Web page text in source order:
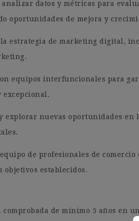
analizar datos y métricas para
oportunidades de mejora y
estrategia de marketing digital,
equipos interfuncionales para
excepcional.
explorar nuevas oportunidades en
de profesionales de
objetivos establecidos.
comprobada de mínimo 5 años en